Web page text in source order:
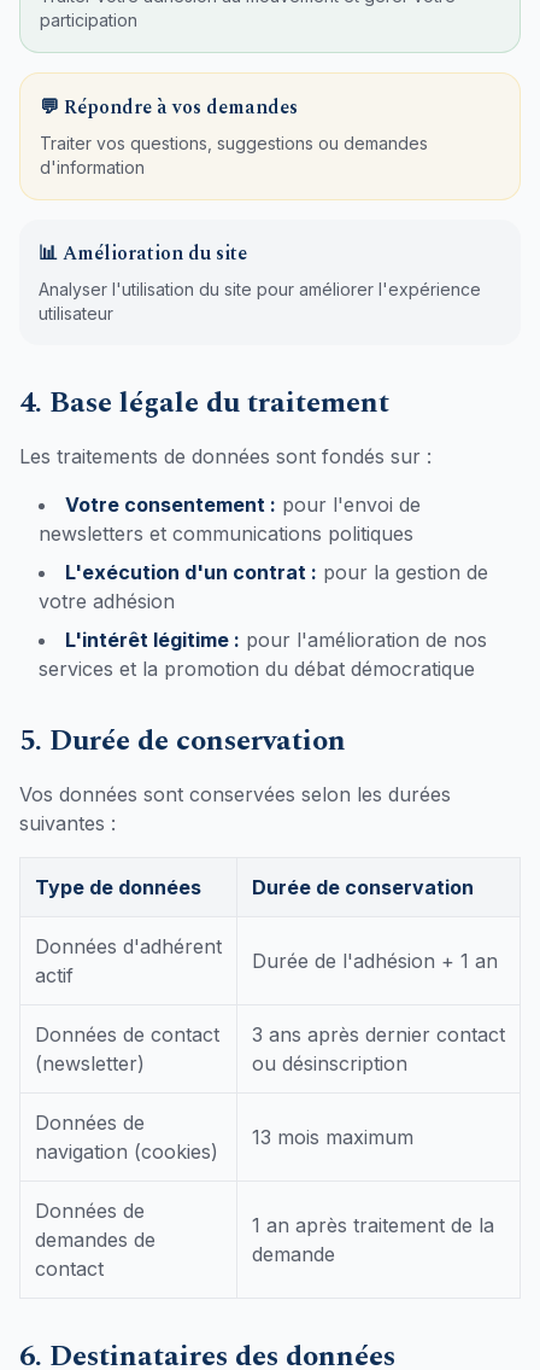
participation
💬 Répondre à vos demandes
Traiter vos questions, suggestions ou demandes
d'information
📊 Amélioration du site
Analyser l'utilisation du site pour améliorer l'expérience
utilisateur
4. Base légale du traitement
Les traitements de données sont fondés sur :
Votre consentement : pour l'envoi de
newsletters et communications politiques
L'exécution d'un contrat : pour la gestion de
votre adhésion
L'intérêt légitime : pour l'amélioration de nos
services et la promotion du débat démocratique
5. Durée de conservation
Vos données sont conservées selon les durées
suivantes :
Type de données Durée de conservation
Données d'adhérent
actif
Durée de l'adhésion + 1 an
Données de contact
(newsletter)
3 ans après dernier contact
ou désinscription
Données de
navigation (cookies)
13 mois maximum
Données de
demandes de
contact
1 an après traitement de la
demande
6. Destinataires des données